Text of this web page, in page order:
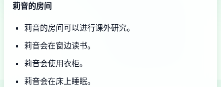
莉音的房间
莉音的房间可以进行课外研究。
莉音会在窗边读书。
莉音会使用衣柜。
莉音会在床上睡眠。